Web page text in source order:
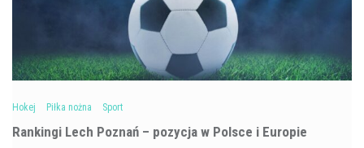
Hokej Piłka nożna Sport
Rankingi Lech Poznań – pozycja w Polsce i Europie